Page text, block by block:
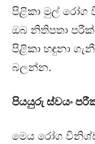
පිළිකා මුල් රෝග
ඔබ නිතිපතා
පිළිකා හඳුනා
බලන්න.
පියයුරු ස්වයං
මෙය රෝග